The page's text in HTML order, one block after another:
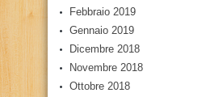
Febbraio 2019
Gennaio 2019
Dicembre 2018
Novembre 2018
Ottobre 2018